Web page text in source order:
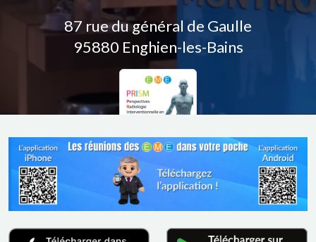
87 rue du général de Gaulle
95880 Enghien-les-Bains
Réunion PRISM
Perspectives Radiologie
Interventionnelle en Santé et